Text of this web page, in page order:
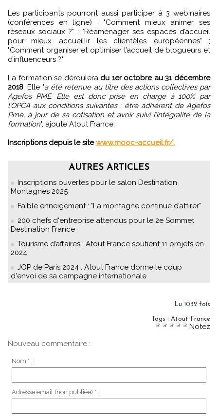
Les participants pourront aussi participer à 3 webinaires
(conférences en ligne) : "Comment mieux animer ses
réseaux sociaux ?" ; "Réaménager ses espaces d’accueil
pour mieux accueillir les clientèles européennes" ;
"Comment organiser et optimiser l’accueil de blogueurs et
d’influenceurs ?"
La formation se déroulera du 1er octobre au 31 décembre
2018. Elle "a été retenue au titre des actions collectives par
Agefos PME. Elle est donc prise en charge à 100% par
l’OPCA aux conditions suivantes : être adhérent de Agefos
Pme, à jour de sa cotisation et avoir suivi l’intégralité de la
formation", ajoute Atout France.
Inscriptions depuis le site www.mooc-accueil.fr/.
AUTRES ARTICLES
Inscriptions ouvertes pour le salon Destination
Montagnes 2025
Faible enneigement : "La montagne continue d’attirer"
200 chefs d'entreprise attendus pour le 2e Sommet
Destination France
Tourisme d’affaires : Atout France soutient 11 projets en
2024
JOP de Paris 2024 : Atout France donne le coup
d'envoi de sa campagne internationale
Lu 1032 fois
Tags : Atout France
Notez
Nouveau commentaire :
Nom * :
Adresse email (non publiée) * :